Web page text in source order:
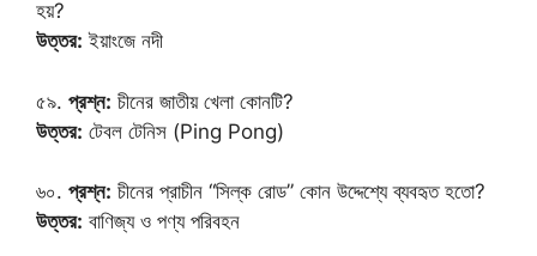
হয়?
উত্তর: ইয়াংজে নদী
৫৯. প্রশ্ন: চীনের জাতীয় খেলা কোনটি?
উত্তর: টেবল টেনিস (Ping Pong)
৬০. প্রশ্ন: চীনের প্রাচীন “সিল্ক রোড” কোন উদ্দেশ্যে ব্যবহৃত হতো?
উত্তর: বাণিজ্য ও পণ্য পরিবহন